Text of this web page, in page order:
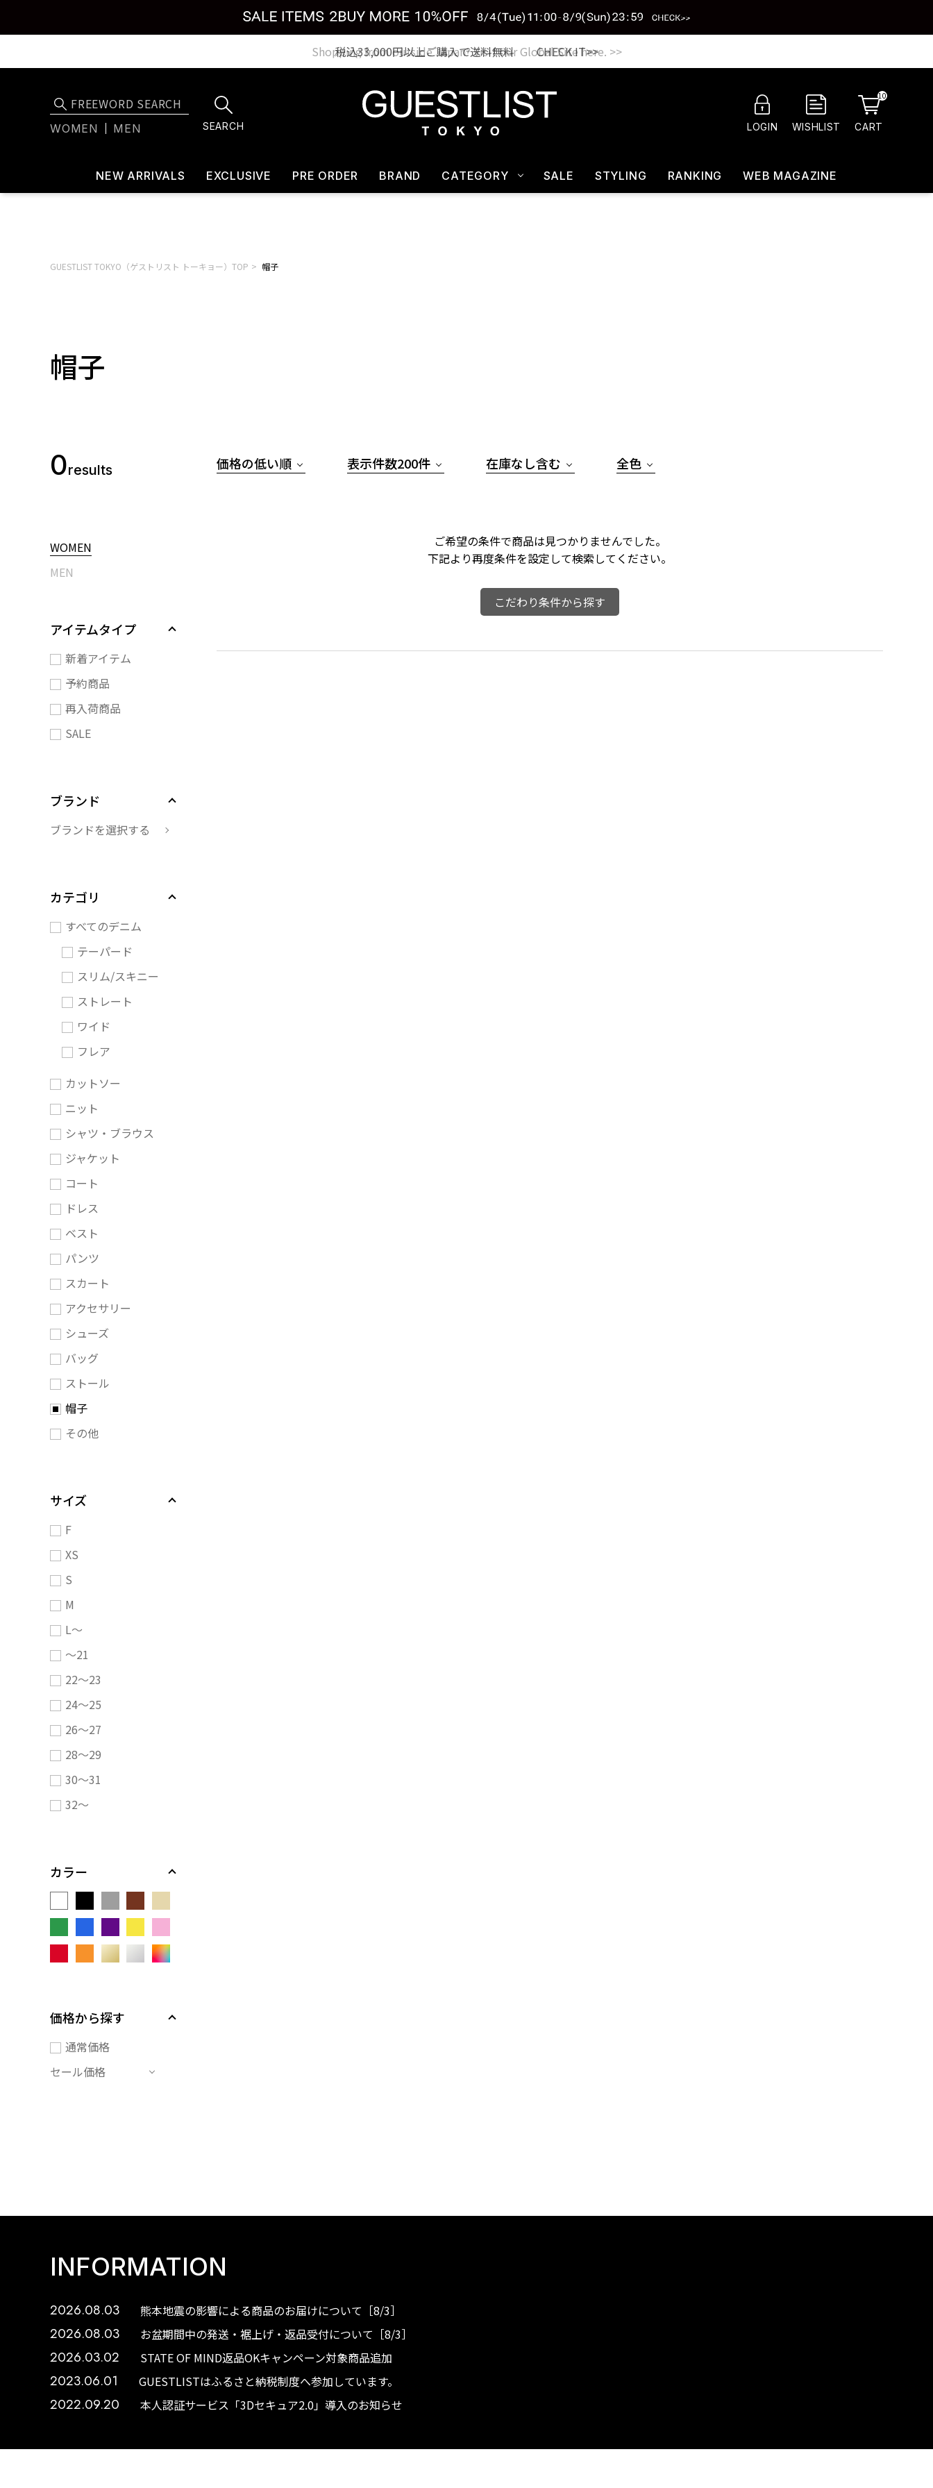
税込33,000円以上ご購入で送料無料 CHECK IT>>
WOMEN MEN SEARCH LOGIN WISHLIST CART
10
NEW ARRIVALS EXCLUSIVE PRE ORDER BRAND CATEGORY SALE STYLING RANKING WEB MAGAZINE
GUESTLIST TOKYO（ゲストリスト トーキョー）TOP 帽子
帽子
0results
WOMEN
MEN
アイテムタイプ
新着アイテム
予約商品
再入荷商品
SALE
ブランド
ブランドを選択する
カテゴリ
すべてのデニム
テーパード
スリム/スキニー
ストレート
ワイド
フレア
カットソー
ニット
シャツ・ブラウス
ジャケット
コート
ドレス
ベスト
パンツ
スカート
アクセサリー
シューズ
バッグ
ストール
帽子
その他
サイズ
F
XS
S
M
L～
～21
22～23
24～25
26～27
28～29
30～31
32～
カラー
価格から探す
通常価格
セール価格
価格の低い順 表示件数200件 在庫なし含む 全色
ご希望の条件で商品は見つかりませんでした。
下記より再度条件を設定して検索してください。
こだわり条件から探す
INFORMATION
2026.08.03 熊本地震の影響による商品のお届けについて［8/3］
2026.08.03 お盆期間中の発送・裾上げ・返品受付について［8/3］
2026.03.02 STATE OF MIND返品OKキャンペーン対象商品追加
2023.06.01 GUESTLISTはふるさと納税制度へ参加しています。
2022.09.20 本人認証サービス「3Dセキュア2.0」導入のお知らせ